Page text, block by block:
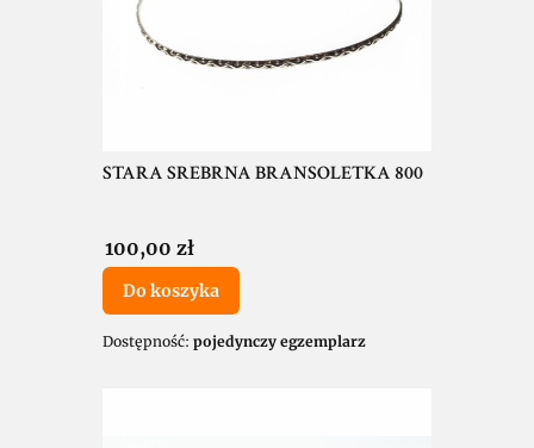
STARA SREBRNA BRANSOLETKA 800
Cena
100,00 zł
Do koszyka
Dostępność: pojedynczy egzemplarz